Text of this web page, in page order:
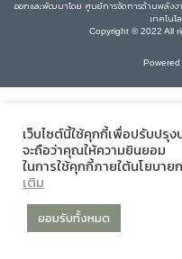
ออกและพัฒนาโดย ศูนย์การจัดการด้านพลังง
เทคโนโ
Copyright © 2022 All
Powered
เว็บไซต์นี้ใช้คุกกี้เพื่อปรับปรุ
จะถือว่าคุณให้ความยินยอม
ในการใช้คุกกี้ภายใต้นโยบาย
เติม
ยอมรับทั้งหมด